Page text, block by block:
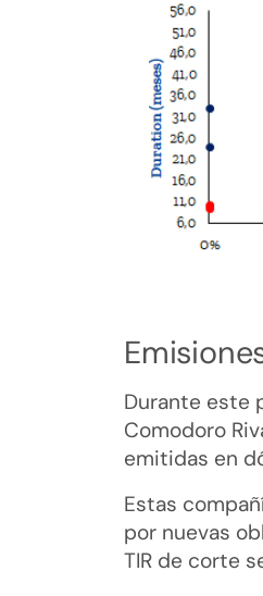
Durante este
Comodoro
emitidas en
Estas
por nuevas
TIR de corte